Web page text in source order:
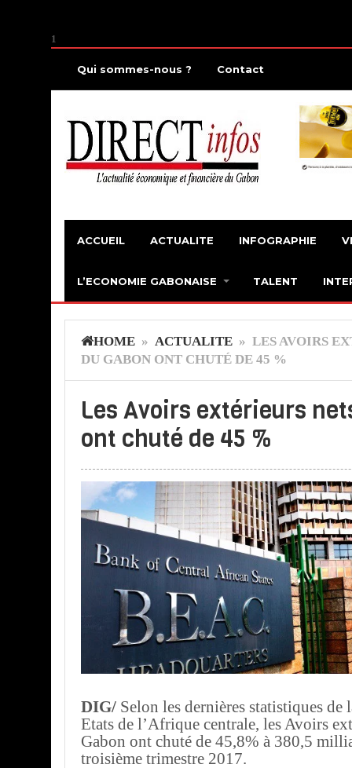
1
Qui sommes-nous ? Contact
ACCUEIL ACTUALITE INFOGRAPHIE
L’ECONOMIE GABONAISE TALENT
HOME » ACTUALITE » LES AVOIRS
DU GABON ONT CHUTÉ DE 45 %
Les Avoirs extérieurs
ont chuté de 45 %
DIG/ Selon les dernières statistiques de
Etats de l’Afrique centrale, les Avoirs
Gabon ont chuté de 45,8% à 380,5
troisième trimestre 2017.